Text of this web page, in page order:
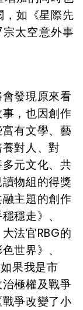
如《星際先
太空意外事
發現原來看
，也因創作
有文學、藝
對人、對
元文化、共
物組的得獎
主題的創作
穩走》、
法官RBG的
世界》、
果我是市
極權及戰爭
爭改變了小